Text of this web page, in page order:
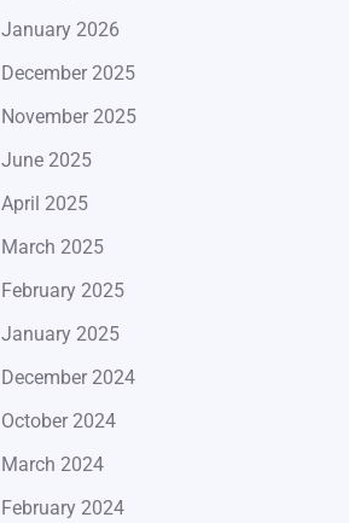
January 2026
December 2025
November 2025
June 2025
April 2025
March 2025
February 2025
January 2025
December 2024
October 2024
March 2024
February 2024